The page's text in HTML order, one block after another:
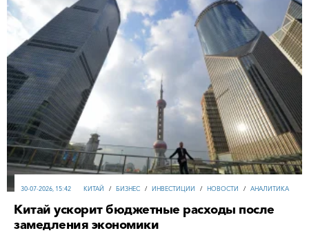
КИТАЙ / БИЗНЕС / ИНВЕСТИЦИИ / НОВОСТИ / АНАЛИТИКА
30-07-2026, 15:42
Китай ускорит бюджетные расходы после
замедления экономики